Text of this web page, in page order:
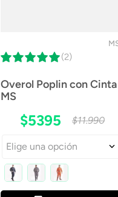
(2)
Overol Poplin con Cinta
MS
$5395 $11.990
Elige una opción